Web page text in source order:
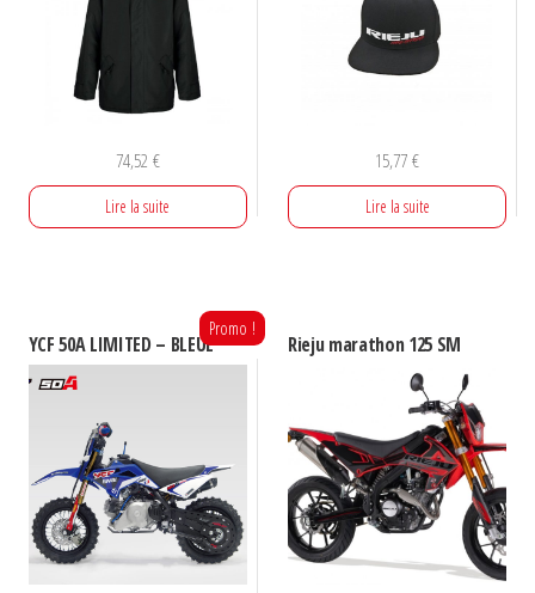
74,52 €
Lire la suite
15,77€
Lire la suite
YCF 50A LIMITED – BLEUE
Promo !
Rieju marathon 125 SM